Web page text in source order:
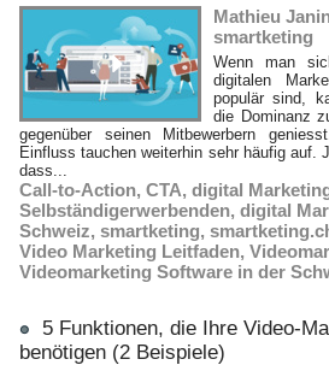
Mathieu
smartketing
Wenn man
digitalen
populär sind,
die Dominanz
gegenüber seinen Mitbewerbern
Einfluss tauchen weiterhin sehr häufig auf.
dass...
Call-to-Action, CTA, digital
Selbständigerwerbenden, digital
Schweiz, smartketing,
Video Marketing Leitfaden,
Videomarketing Software in der
5 Funktionen, die Ihre Video-
benötigen (2 Beispiele)